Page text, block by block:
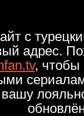
с
адрес.
, чтобы
вашу